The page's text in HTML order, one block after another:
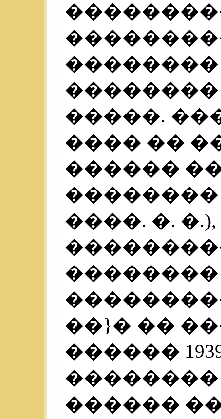
��������
�����.
���� ��
������
��������
����. �.
��}� ��
������
������